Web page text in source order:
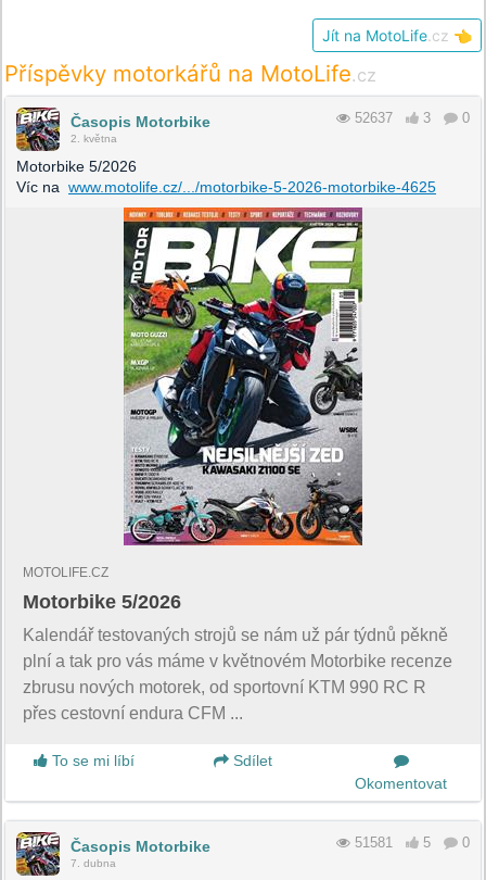
Jít na MotoLife .cz 👈
Příspěvky motorkářů na MotoLife.cz
Časopis Motorbike
2. května
52637 3 0
Motorbike 5/2026
Víc na www.motolife.cz/.../motorbike-5-2026-motorbike-4625
MOTOLIFE.CZ
Motorbike 5/2026
Kalendář testovaných strojů se nám už pár týdnů pěkně
plní a tak pro vás máme v květnovém Motorbike recenze
zbrusu nových motorek, od sportovní KTM 990 RC R
přes cestovní endura CFM ...
To se mi líbí
Sdílet
Okomentovat
Časopis Motorbike
7. dubna
51581 5 0